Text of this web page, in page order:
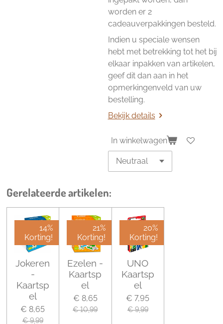
worden er 2
cadeauverpakkingen besteld.
Indien u speciale wensen
hebt met betrekking tot het bij
elkaar inpakken van artikelen,
geef dit dan aan in het
opmerkingenveld van uw
bestelling.
Bekijk details
In winkelwagen
Gerelateerde artikelen:
14%
Korting!
Jokeren
-
Kaartsp
el
€ 8,65
€ 9,99
21%
Korting!
Ezelen -
Kaartsp
el
€ 8,65
€ 10,99
20%
Korting!
UNO
Kaartsp
el
€ 7,95
€ 9,99